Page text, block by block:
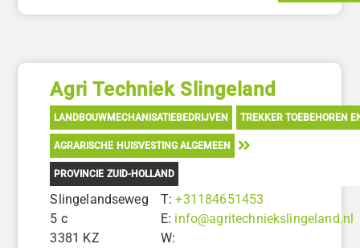
Agri Techniek Slingeland
LANDBOUWMECHANISATIEBEDRIJVEN TREKKER TOEBEHOREN
AGRARISCHE HUISVESTING ALGEMEEN
PROVINCIE ZUID-HOLLAND
Slingelandseweg
5 c
3381 KZ
T:+31184651453
E: info@agritechniekslingeland.nl
W: